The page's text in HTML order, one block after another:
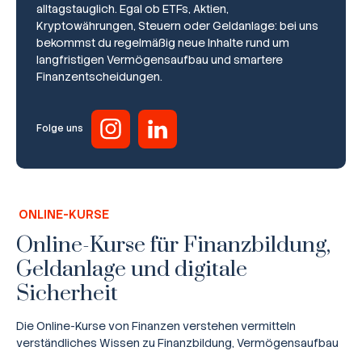
Broker-Vergleich
Ratgeber
Online Kurse
alltagstauglich. Egal ob ETFs, Aktien,
Kryptowährungen, Steuern oder Geldanlage: bei uns
bekommst du regelmäßig neue Inhalte rund um
langfristigen Vermögensaufbau und smartere
Finanzentscheidungen.
Folge uns
ONLINE-KURSE
Online-Kurse für Finanzbildung,
Geldanlage und digitale
Sicherheit
Die Online-Kurse von Finanzen verstehen vermitteln
verständliches Wissen zu Finanzbildung, Vermögensaufbau